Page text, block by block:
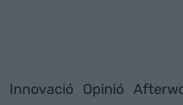
Innovació Opinió